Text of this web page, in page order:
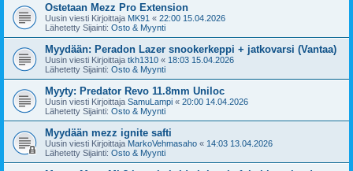
Ostetaan Mezz Pro Extension
Uusin viesti Kirjoittaja MK91 « 22:00 15.04.2026
Lähetetty Sijainti: Osto & Myynti
Myydään: Peradon Lazer snookerkeppi + jatkovarsi (Vantaa)
Uusin viesti Kirjoittaja tkh1310 « 18:03 15.04.2026
Lähetetty Sijainti: Osto & Myynti
Myyty: Predator Revo 11.8mm Uniloc
Uusin viesti Kirjoittaja SamuLampi « 20:00 14.04.2026
Lähetetty Sijainti: Osto & Myynti
Myydään mezz ignite safti
Uusin viesti Kirjoittaja MarkoVehmasaho « 14:03 13.04.2026
Lähetetty Sijainti: Osto & Myynti